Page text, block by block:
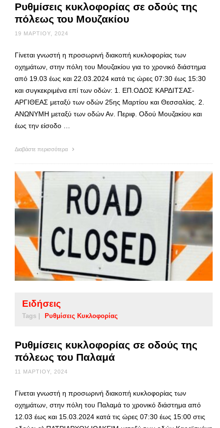
Ρυθμίσεις κυκλοφορίας σε οδούς της
πόλεως του Μουζακίου
19 ΜΑΡΤΊΟΥ, 2024
Γίνεται γνωστή η προσωρινή διακοπή κυκλοφορίας των
οχημάτων, στην πόλη του Μουζακίου για το χρονικό διάστημα
από 19.03 έως και 22.03.2024 κατά τις ώρες 07:30 έως 15:30
και συγκεκριμένα επί των οδών: 1. ΕΠ.ΟΔΟΣ ΚΑΡΔΙΤΣΑΣ-
ΑΡΓΙΘΕΑΣ μεταξύ των οδών 25ης Μαρτίου και Θεσσαλίας. 2.
ΑΝΩΝΥΜΗ μεταξύ των οδών Αν. Περιφ. Οδού Μουζακίου και
έως την είσοδο …
Διαβάστε περισσότερα
Ειδήσεις
Tags | Ρυθμίσεις Κυκλοφορίας
Ρυθμίσεις κυκλοφορίας σε οδούς της
πόλεως του Παλαμά
11 ΜΑΡΤΊΟΥ, 2024
Γίνεται γνωστή η προσωρινή διακοπή κυκλοφορίας των
οχημάτων, στην πόλη του Παλαμά το χρονικό διάστημα από
12.03 έως και 15.03.2024 κατά τις ώρες 07:30 έως 15:00 στις